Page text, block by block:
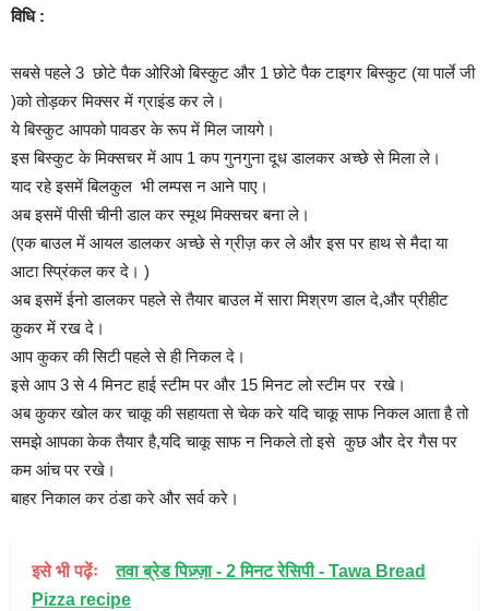
विधि :
सबसे पहले 3 छोटे पैक ओरिओ बिस्कुट और 1 छोटे पैक टाइगर बिस्कुट (या पार्ले जी
)को तोड़कर मिक्सर में ग्राइंड कर ले।
ये बिस्कुट आपको पावडर के रूप में मिल जायगे।
इस बिस्कुट के मिक्सचर में आप 1 कप गुनगुना दूध डालकर अच्छे से मिला ले।
याद रहे इसमें बिलकुल भी लम्पस न आने पाए।
अब इसमें पीसी चीनी डाल कर स्मूथ मिक्सचर बना ले।
(एक बाउल में आयल डालकर अच्छे से ग्रीज़ कर ले और इस पर हाथ से मैदा या
आटा स्प्रिंकल कर दे। )
अब इसमें ईनो डालकर पहले से तैयार बाउल में सारा मिश्रण डाल दे,और प्रीहीट
कुकर में रख दे।
आप कुकर की सिटी पहले से ही निकल दे।
इसे आप 3 से 4 मिनट हाई स्टीम पर और 15 मिनट लो स्टीम पर रखे।
अब कुकर खोल कर चाकू की सहायता से चेक करे यदि चाकू साफ निकल आता है तो
समझे आपका केक तैयार है,यदि चाकू साफ न निकले तो इसे कुछ और देर गैस पर
कम आंच पर रखे।
बाहर निकाल कर ठंडा करे और सर्व करे।
इसे भी पढ़ेंः
तवा ब्रेड पिज़्ज़ा - 2 मिनट रेसिपी - Tawa Bread
Pizza recipe